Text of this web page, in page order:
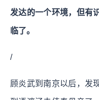
发达的一个环境，但有
临了。
/
顾炎武到南京以后，发